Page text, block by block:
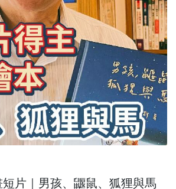
片｜男孩、鼴鼠、狐狸與馬